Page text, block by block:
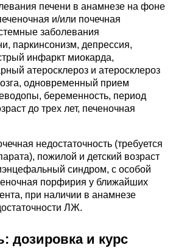
печени в анамнезе на фоне
и/или почечная
заболевания
паркинсонизм, депрессия,
инфаркт миокарда,
атеросклероз и атеросклероз
одновременный прием
беременность, период
до трех лет, печеночная
недостаточность (требуется
пожилой и детский возраст
синдром, с особой
порфирия у ближайших
при наличии в анамнезе
ЛЖ.
дозировка и курс